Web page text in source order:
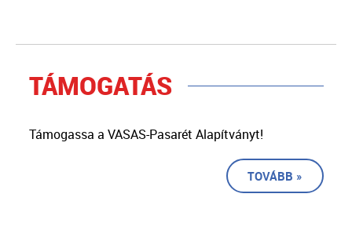
TÁMOGATÁS
Támogassa a VASAS-Pasarét Alapítványt!
TOVÁBB »